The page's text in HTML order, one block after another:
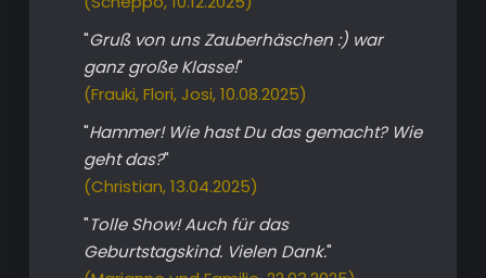
"Gruß von uns Zauberhäschen :) war
ganz große Klasse!"
(Frauki, Flori, Josi, 10.08.2025)
"Hammer! Wie hast Du das gemacht? Wie
geht das?"
(Christian, 13.04.2025)
"Tolle Show! Auch für das
Geburtstagskind. Vielen Dank."